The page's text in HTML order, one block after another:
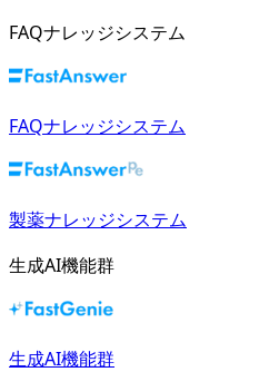
FAQナレッジシステム
FAQナレッジシステム
製薬ナレッジシステム
生成AI機能群
生成AI機能群